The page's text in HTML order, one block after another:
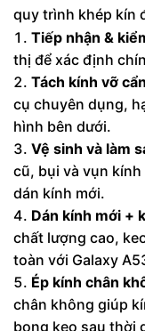
quy trình khép kín
Tiếp nhận &
thị để xác định
Tách kính vỡ
cụ chuyên dụng,
hình bên dưới.
Vệ sinh và làm
cũ, bụi và vụn
dán kính mới.
Dán kính mới +
chất lượng cao,
toàn với Galaxy
Ép kính chân
chân không giúp
bong keo sau thời